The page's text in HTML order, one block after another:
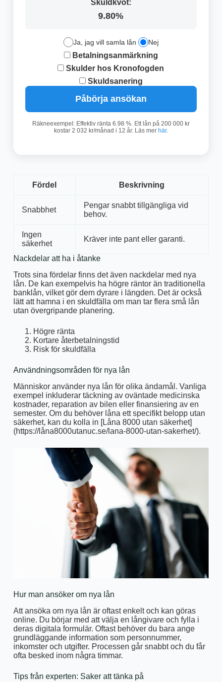
Skuldkvot:
9.80%
Ja, jag vill samla lån Nej
Betalningsanmärkning
Skulder hos Kronofogden
Skuldsanering
Påbörja ansökan
Räkneexempel: Effektiv ränta 6.98 %. Ett lån på 200 000 kr
kostar 2 032 kr/månad i 12 år. Läs mer här.
Fördel Beskrivning
Snabbhet
Pengar snabbt tillgängliga vid
behov.
Ingen
säkerhet
Kräver inte pant eller garanti.
Nackdelar att ha i åtanke
Trots sina fördelar finns det även nackdelar med nya
lån. De kan exempelvis ha högre räntor än traditionella
banklån, vilket gör dem dyrare i längden. Det är också
lätt att hamna i en skuldfälla om man tar flera små lån
utan övergripande planering.
Högre ränta
Kortare återbetalningstid
Risk för skuldfälla
Användningsområden för nya lån
Människor använder nya lån för olika ändamål. Vanliga
exempel inkluderar täckning av oväntade medicinska
kostnader, reparation av bilen eller finansiering av en
semester. Om du behöver låna ett specifikt belopp utan
säkerhet, kan du kolla in [Låna 8000 utan säkerhet]
(https://låna8000utanuc.se/lana-8000-utan-sakerhet/).
Hur man ansöker om nya lån
Att ansöka om nya lån är oftast enkelt och kan göras
online. Du börjar med att välja en långivare och fylla i
deras digitala formulär. Oftast behöver du bara ange
grundläggande information som personnummer,
inkomster och utgifter. Processen går snabbt och du får
ofta besked inom några timmar.
Tips från experten: Saker att tänka på